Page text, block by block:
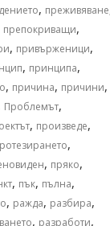
, преживяване
препокриващи,
, привърженици,
, принципа,
, причина, причини,
Проблемът,
, произведе,
,
, пряко,
, пък, пълна,
, ражда, разбира,
, разработи,